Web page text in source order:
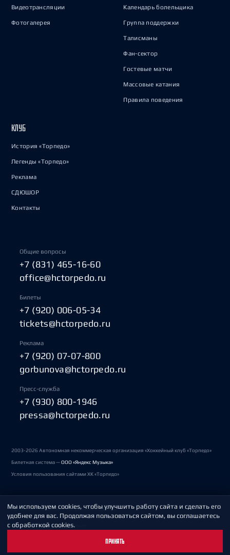
Видеотрансляции
Фотогалерея
Календарь болельщика
Группа поддержки
Талисманы
Фан-сектор
Гостевые матчи
Массовые катания
Правила поведения
КЛУБ
История «Торпедо»
Легенды «Торпедо»
Реклама
СДЮШОР
Контакты
Общие вопросы
+7 (831) 465-16-60
office@hctorpedo.ru
Билеты
+7 (920) 006-05-34
tickets@hctorpedo.ru
Реклама
+7 (920) 07-07-800
gorbunova@hctorpedo.ru
Пресс-служба
+7 (930) 800-1946
pressa@hctorpedo.ru
2003-2026 Автономная некоммерческая организация «Хоккейный клуб «Торпедо»
Билетная система —ООО «Яндекс Музыка»
Условия пользования сайтами ХК «Торпедо»
Политика обработки персональных данных
Пользовательское соглашение
Мы используем cookies, чтобы улучшить работу сайта и сделать его
удобнее для вас. Продолжая пользоваться сайтом, вы соглашаетесь
с обработкой cookies.
ПРИНЯТЬ